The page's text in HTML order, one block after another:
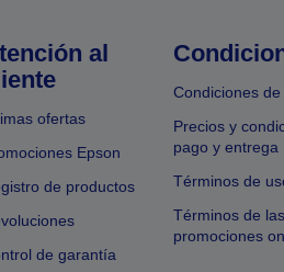
al
ofertas
Epson
de productos
de garantía
Condiciones de
Precios y
pago y entrega
Términos de
Términos de las
promociones